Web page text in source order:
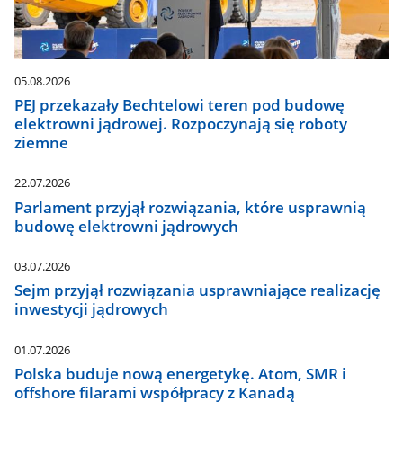
05.08.2026
PEJ przekazały Bechtelowi teren pod budowę
elektrowni jądrowej. Rozpoczynają się roboty
ziemne
22.07.2026
Parlament przyjął rozwiązania, które usprawnią
budowę elektrowni jądrowych
03.07.2026
Sejm przyjął rozwiązania usprawniające realizację
inwestycji jądrowych
01.07.2026
Polska buduje nową energetykę. Atom, SMR i
offshore filarami współpracy z Kanadą